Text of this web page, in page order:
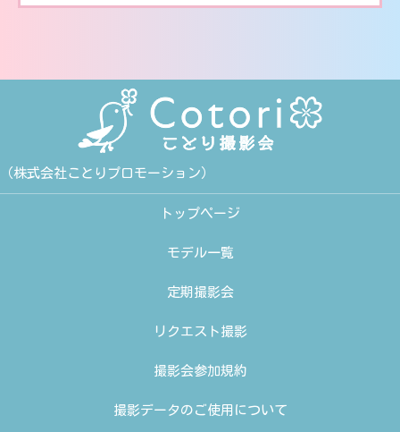
（株式会社ことりプロモーション）
トップページ
モデル一覧
定期撮影会
リクエスト撮影
撮影会参加規約
撮影データのご使用について